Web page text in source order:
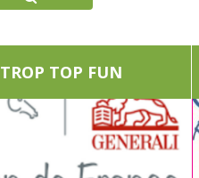
TROP TOP FUN